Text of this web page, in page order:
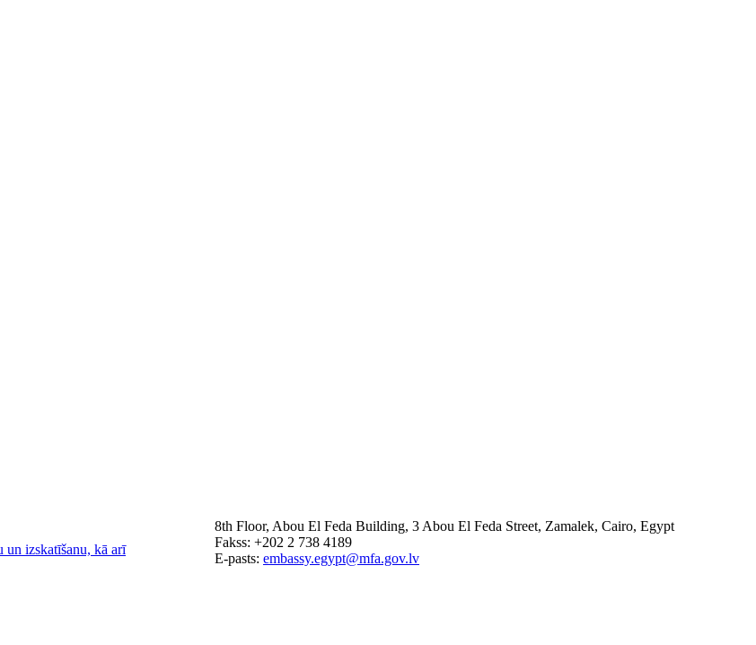
un izskatīšanu, kā arī
8th Floor, Abou El Feda Building, 3 Abou El Feda Street, Zamalek, Cairo, Egypt
Fakss: +202 2 738 4189
E-pasts: embassy.egypt@mfa.gov.lv